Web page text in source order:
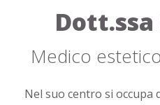
Medico
Nel suo centro si occupa